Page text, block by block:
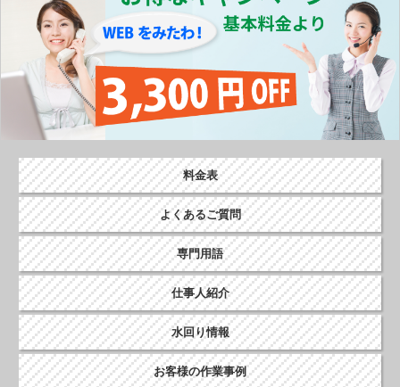
料金表
よくあるご質問
専門用語
仕事人紹介
水回り情報
お客様の作業事例